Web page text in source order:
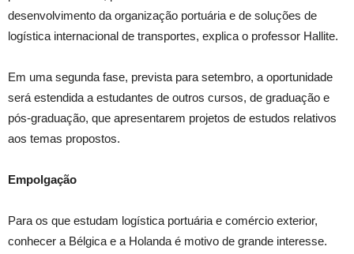
desenvolvimento da organização portuária e de soluções de
logística internacional de transportes, explica o professor Hallite.
Em uma segunda fase, prevista para setembro, a oportunidade
será estendida a estudantes de outros cursos, de graduação e
pós-graduação, que apresentarem projetos de estudos relativos
aos temas propostos.
Empolgação
Para os que estudam logística portuária e comércio exterior,
conhecer a Bélgica e a Holanda é motivo de grande interesse.